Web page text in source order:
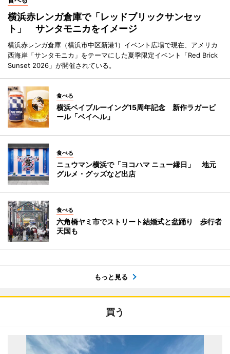
横浜赤レンガ倉庫で「レッドブリックサンセッ
ト」 サンタモニカをイメージ
横浜赤レンガ倉庫（横浜市中区新港1）イベント広場で現在、アメリカ
西海岸「サンタモニカ」をテーマにした夏季限定イベント「Red Brick
Sunset 2026」が開催されている。
食べる
横浜ベイブルーイング15周年記念 新作ラガービ
ール「ベイヘル」
食べる
ニュウマン横浜で「ヨコハマ ニュー縁日」 地元
グルメ・グッズなど出店
食べる
六角橋ヤミ市でストリート結婚式と盆踊り 歩行者
天国も
もっと見る
買う